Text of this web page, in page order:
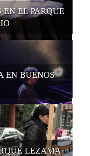
EL PARQUE
EN BUENOS
LEZAMA